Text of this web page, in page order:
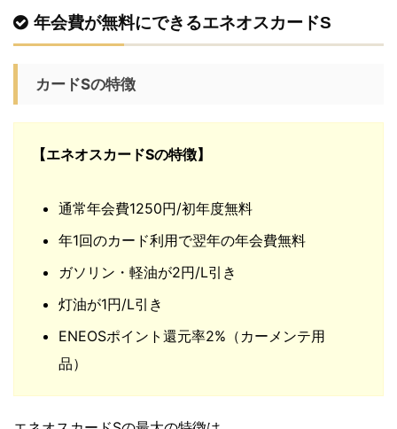
年会費が無料にできるエネオスカードS
カードSの特徴
【エネオスカードSの特徴】
通常年会費1250円/初年度無料
年1回のカード利用で翌年の年会費無料
ガソリン・軽油が2円/L引き
灯油が1円/L引き
ENEOSポイント還元率2%（カーメンテ用
品）